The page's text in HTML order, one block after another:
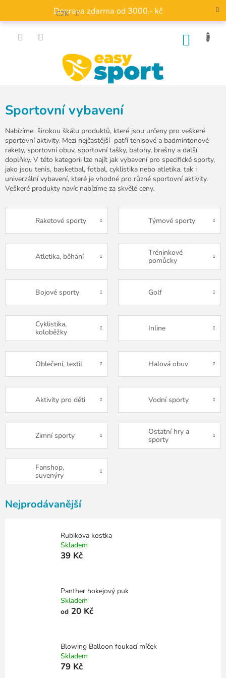
obsah
Doprava zdarma od 3000,- kč
CZK
Sportovní vybavení
Nabízíme širokou škálu produktů, které jsou určeny pro veškeré
sportovní aktivity. Mezi nejčastější patří tenisové a badmintonové
rakety, sportovní obuv, sportovní tašky, batohy, brašny a další
doplňky. V této kategorii lze najít jak vybavení pro specifické sporty,
jako jsou tenis, basketbal, fotbal, cyklistika nebo atletika, tak i
univerzální vybavení, které je vhodné pro různé sportovní aktivity.
Veškeré produkty navíc nabízíme za skvělé ceny.
Raketové sporty Týmové sporty
Atletika, běhání
Tréninkové
pomůcky
Bojové sporty Golf
Cyklistika,
koloběžky
Inline
Oblečení, textil Halová obuv
Aktivity pro děti Vodní sporty
Zimní sporty
Ostatní hry a
sporty
Fanshop,
suvenýry
Nejprodávanější
Rubikova kostka
Skladem
39 Kč
Panther hokejový puk
Skladem
od 20 Kč
Blowing Balloon foukací míček
Skladem
79 Kč